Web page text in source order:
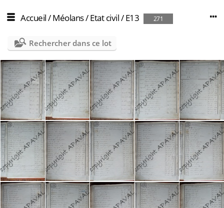
Accueil/Méolans/Etat civil/E13 271
Rechercher dans ce lot